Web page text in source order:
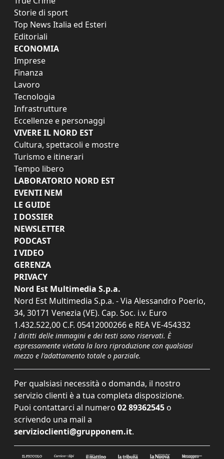
Storie di sport
Top News Italia ed Esteri
Editoriali
ECONOMIA
Imprese
Finanza
Lavoro
Tecnologia
Infrastrutture
Eccellenze e personaggi
VIVERE IL NORD EST
Cultura, spettacoli e mostre
Turismo e itinerari
Tempo libero
LABORATORIO NORD EST
EVENTI NEM
LE GUIDE
I DOSSIER
NEWSLETTER
PODCAST
I VIDEO
GERENZA
PRIVACY
Nord Est Multimedia S.p.a.
Nord Est Multimedia S.p.a. - Via Alessandro Poerio,
34, 30171 Venezia (VE). Cap. Soc. i.v. Euro
1.432.522,00 C.F. 05412000266 e REA VE-454332
I diritti delle immagini e dei testi sono riservati. È
espressamente vietata la loro riproduzione con qualsiasi
mezzo e l'adattamento totale o parziale.
Per qualsiasi necessità o domanda, il nostro
servizio clienti è a tua completa disposizione.
Puoi contattarci al numero 02 89362545 o
scrivendo una mail a
servizioclienti@grupponem.it.